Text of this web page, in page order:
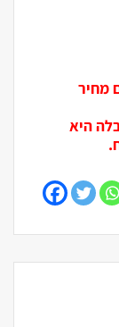
מחיר
היא